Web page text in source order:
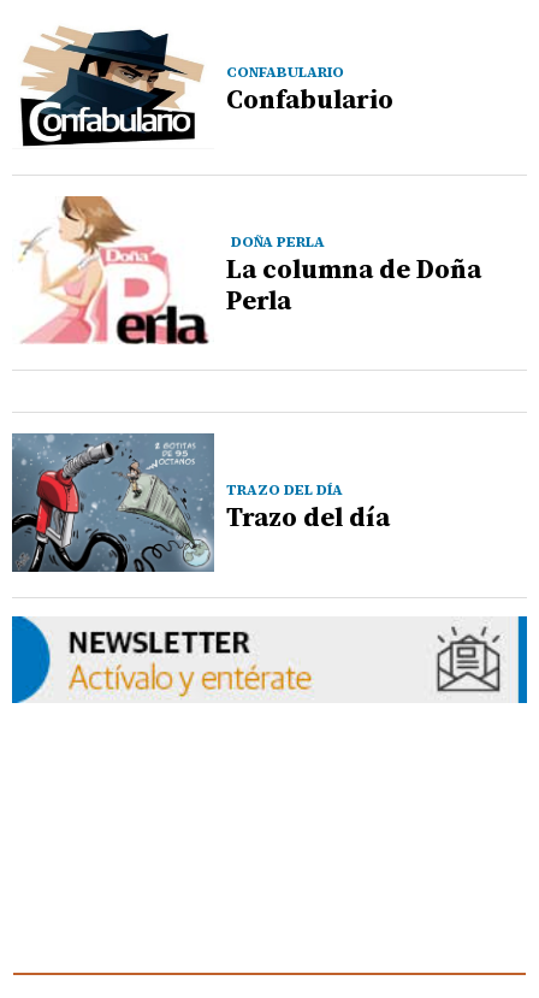
CONFABULARIO
Confabulario
DOÑA PERLA
La columna de Doña
Perla
TRAZO DEL DÍA
Trazo del día